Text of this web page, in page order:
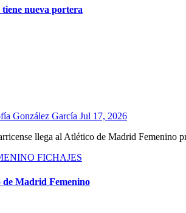
nueva portera
González García Jul 17, 2026
llega al Atlético de Madrid Femenino
FICHAJES
Madrid Femenino